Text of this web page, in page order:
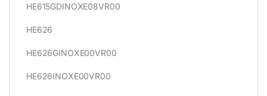
HE615GDINOXE08VR00
HE626
HE626GINOXE00VR00
HE626INOXE00VR00